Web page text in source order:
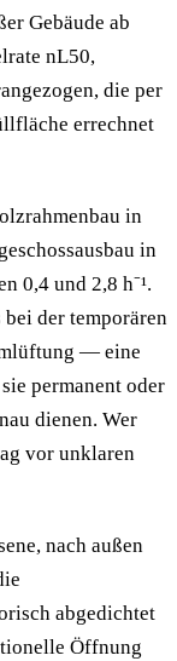
Gebäude ab
nL50,
die per
errechnet
in
in
0,4 und 2,8 h⁻¹.
der temporären
— eine
permanent oder
dienen. Wer
vor unklaren
nach außen
abgedichtet
Öffnung